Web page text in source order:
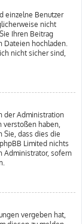
einzelne Benutzer
nicht
Ihren Beitrag
Dateien hochladen.
nicht sicher sind,
der Administration
verstoßen haben,
Sie, dass dies die
Limited nichts
Administrator, sofern
vergeben hat,